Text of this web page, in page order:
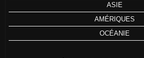
ASIE
AMÉRIQUES
OCÉANIE